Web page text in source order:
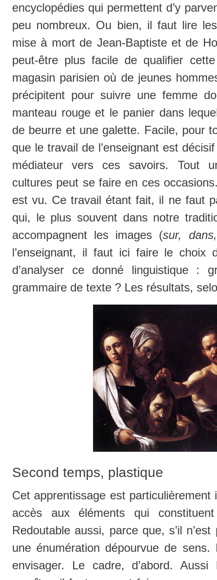
encyclopédies qui permettent d’y
peu nombreux. Ou bien, il faut lire
mise à mort de Jean-Baptiste et de
peut-être plus facile de qualifier
magasin parisien où de jeunes
précipitent pour suivre une femme
manteau rouge et le panier dans
de beurre et une galette. Facile, pour
que le travail de l’enseignant est
médiateur vers ces savoirs. Tout
cultures peut se faire en ces
est vu. Ce travail étant fait, il ne faut
qui, le plus souvent dans notre
accompagnent les images (sur,
l’enseignant, il faut ici faire le choix
d’analyser ce donné linguistique :
grammaire de texte ? Les résultats,
Second temps, plastique
Cet apprentissage est particulièrement
accès aux éléments qui constituent
Redoutable aussi, parce que, s’il
une énumération dépourvue de
envisager. Le cadre, d’abord.